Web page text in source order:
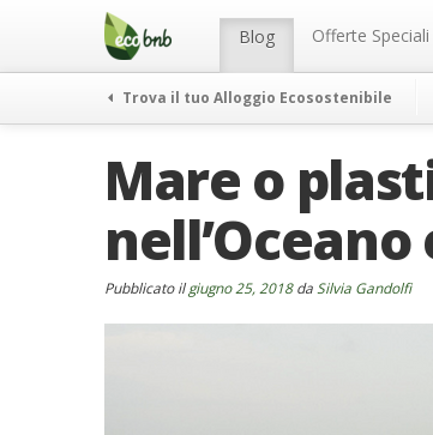
Menu Blog Offerte Speciali
Trova il tuo Alloggio Ecosostenibile
Mare o
Pubblicato ilgiugno 25, 2018da Silvia Gandolfi